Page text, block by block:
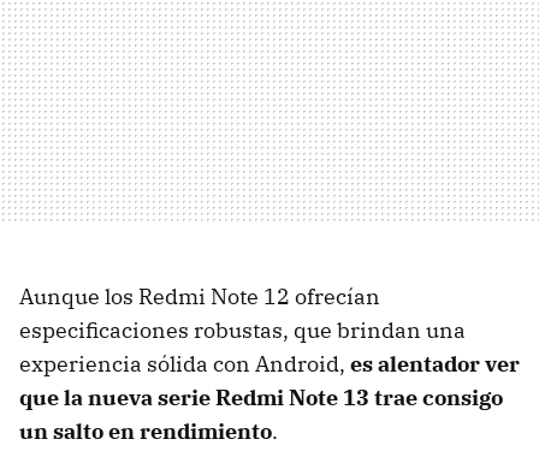
Aunque los Redmi Note 12 ofrecían
especificaciones robustas, que brindan una
experiencia sólida con Android, es alentador ver
que la nueva serie Redmi Note 13 trae consigo
un salto en rendimiento.